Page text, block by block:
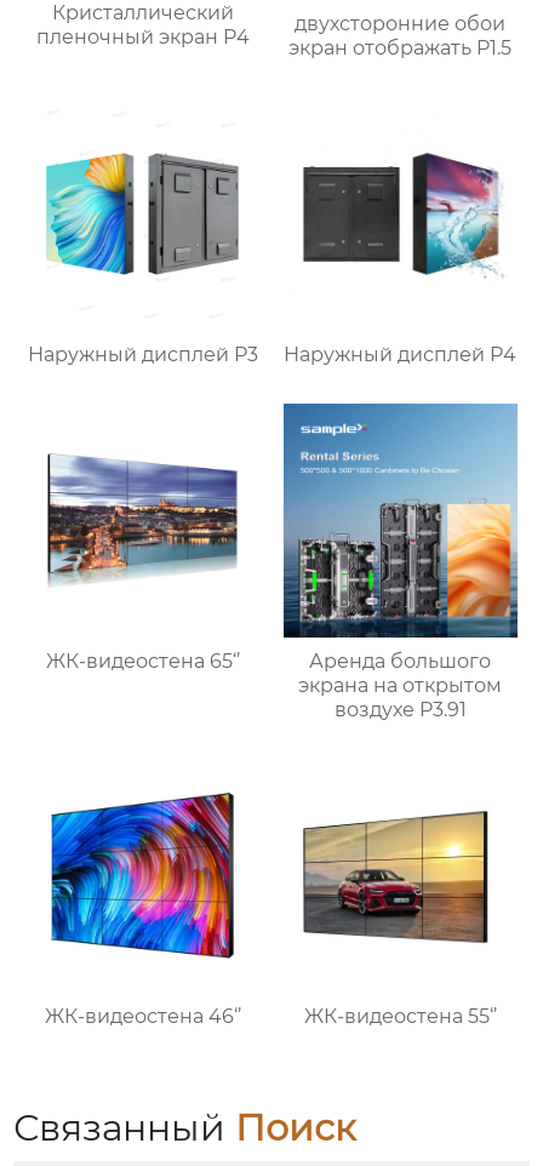
Кристаллический
пленочный экран P4
двухсторонние обои
экран отображать P1.5
Наружный дисплей P3 Наружный дисплей P4
ЖК-видеостена 65‘’
Аренда большого
экрана на открытом
воздухе P3.91
ЖК-видеостена 46‘’ ЖК-видеостена 55‘’
Связанный Поиск